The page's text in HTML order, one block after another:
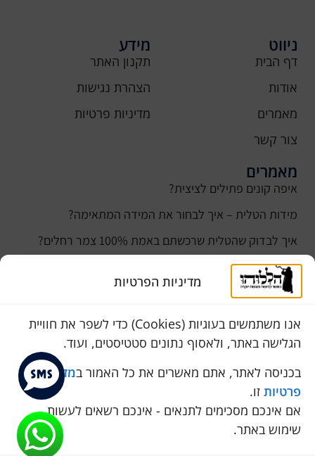
מדיניות הפרטיות
אנו משתמשים בעוגיות (Cookies) כדי לשפר את חוויית
הגלישה באתר, ולאסוף נתונים סטטיסטים, ועוד.
בכניסה לאתר, אתם מאשרים את כל האמור במדיניות
פרטיות זו.
אם אינכם מסכימים לתנאים - אינכם רשאים לעשות
שימוש באתר.
ניווט
דף הבית
אודות
מאמרים
צור קשר
מידע
תקנון האתר
הצהרת נגישות
מדיניות פרטיות
מאמרים
איפה קונים פתילים לציצית?
מידות הטלית – איך לבחור את המידה המתאימה?
איך לבדוק שהטלית שרכשתם באמת 100% צמר רחלים?
למה נהוג לקנות טלית לחתן ביום חתונתו?
כמה עולה טלית לחתן
סוגי טליתות
שירות לקוחות
050-774-8845
הכחול 10 א.ת, כנות
pini.mixum@gmail.com